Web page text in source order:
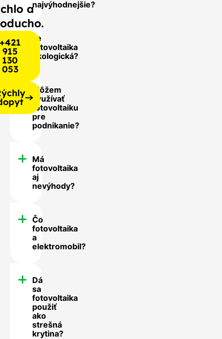
najvýhodnejšie?
Je
fotovoltaika
ekologická?
Môžem
využívať
fotovoltaiku
pre
podnikanie?
Má
fotovoltaika
aj
nevýhody?
Čo
fotovoltaika
a
elektromobil?
Dá
sa
fotovoltaika
použiť
ako
strešná
krytina?
a
915
130
053